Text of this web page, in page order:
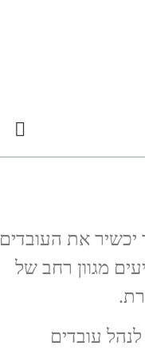
יכשיר את העובדים
מגוון רחב של
עובדים